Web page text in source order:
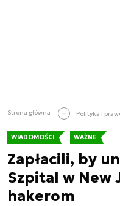
Strona główna Polityka i
WIADOMOŚCI WAŻNE
Zapłacili, by
Szpital w New
hakerom